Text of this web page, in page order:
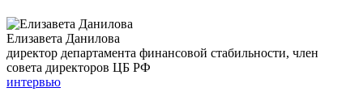
Елизавета Данилова
директор департамента финансовой стабильности, член
совета директоров ЦБ РФ
интервью